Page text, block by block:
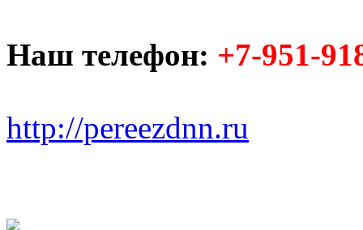
Наш телефон: +7-951-
http://pereezdnn.ru